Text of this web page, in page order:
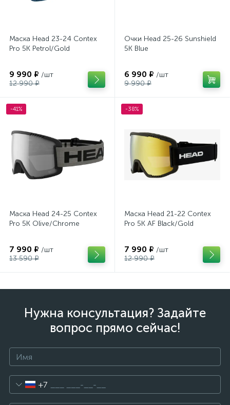
Маска Head 23-24 Contex
Pro 5K Petrol/Gold
9 990 ₽ /шт
12 990 ₽
Очки Head 25-26 Sunshield
5K Blue
6 990 ₽ /шт
9 990 ₽
-41%
Маска Head 24-25 Contex
Pro 5K Olive/Chrome
7 990 ₽ /шт
13 590 ₽
-38%
Маска Head 21-22 Contex
Pro 5K AF Black/Gold
7 990 ₽ /шт
12 990 ₽
Нужна консультация? Задайте
вопрос прямо сейчас!
+7